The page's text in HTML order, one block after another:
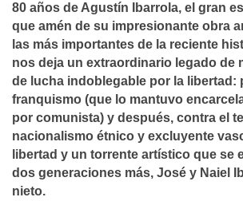
80 años de Agustí­n Ibarrola, el gran
que amén de su impresionante obra
las más importantes de la reciente
nos deja un extraordinario legado de
de lucha indoblegable por la libertad:
franquismo (que lo mantuvo
por comunista) y después, contra el
nacionalismo étnico y excluyente
libertad y un torrente artí­stico que se
dos generaciones más, José y Naiel
nieto.